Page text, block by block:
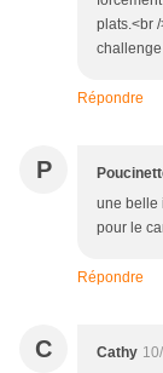
plats.<br
Répondre
P
une belle
pour le
Répondre
C Cathy